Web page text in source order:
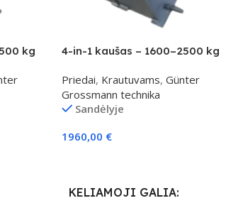
kg
4-in-1 kaušas – 1600–2500 kg
Priedai, Krautuvams, Günter
Grossmann technika
Sandėlyje
1960,00 €
KELIAMOJI GALIA